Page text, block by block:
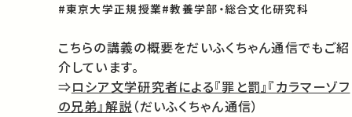
#東京大学正規授業#教養学部・総合文化研究科
こちらの講義の概要をだいふくちゃん通信でもご紹
介しています。
⇒ロシア文学研究者による『罪と罰』『カラマーゾフ
の兄弟』解説 （だいふくちゃん通信）